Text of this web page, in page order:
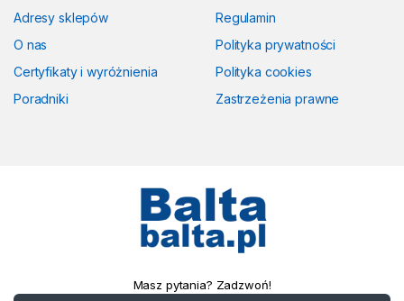
Adresy sklepów
O nas
Certyfikaty i wyróżnienia
Poradniki
Regulamin
Polityka prywatności
Polityka cookies
Zastrzeżenia prawne
Masz pytania? Zadzwoń!